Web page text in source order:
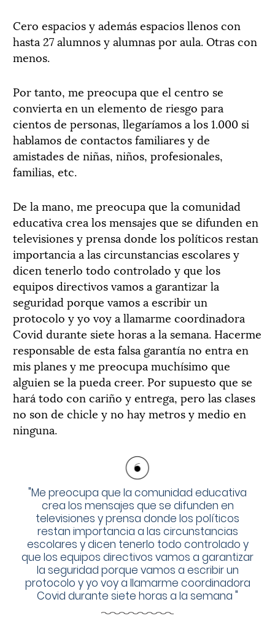
Cero espacios y además espacios llenos con
hasta 27 alumnos y alumnas por aula. Otras con
menos.
Por tanto, me preocupa que el centro se
convierta en un elemento de riesgo para
cientos de personas, llegaríamos a los 1.000 si
hablamos de contactos familiares y de
amistades de niñas, niños, profesionales,
familias, etc.
De la mano, me preocupa que la comunidad
educativa crea los mensajes que se difunden en
televisiones y prensa donde los políticos restan
importancia a las circunstancias escolares y
dicen tenerlo todo controlado y que los
equipos directivos vamos a garantizar la
seguridad porque vamos a escribir un
protocolo y yo voy a llamarme coordinadora
Covid durante siete horas a la semana. Hacerme
responsable de esta falsa garantía no entra en
mis planes y me preocupa muchísimo que
alguien se la pueda creer. Por supuesto que se
hará todo con cariño y entrega, pero las clases
no son de chicle y no hay metros y medio en
ninguna.
"Me preocupa que la comunidad educativa
crea los mensajes que se difunden en
televisiones y prensa donde los políticos
restan importancia a las circunstancias
escolares y dicen tenerlo todo controlado y
que los equipos directivos vamos a garantizar
la seguridad porque vamos a escribir un
protocolo y yo voy a llamarme coordinadora
Covid durante siete horas a la semana "